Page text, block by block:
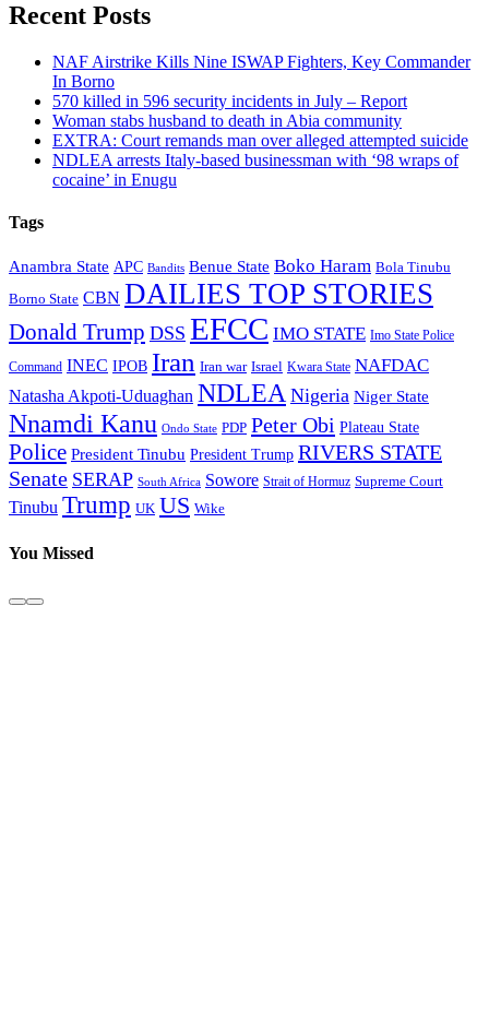
Recent Posts
NAF Airstrike Kills Nine ISWAP Fighters, Key Commander
In Borno
570 killed in 596 security incidents in July – Report
Woman stabs husband to death in Abia community
EXTRA: Court remands man over alleged attempted suicide
NDLEA arrests Italy-based businessman with ‘98 wraps of
cocaine’ in Enugu
Tags
Anambra State APC Bandits Benue State Boko Haram Bola Tinubu
Borno State CBN DAILIES TOP STORIES
Donald Trump DSS EFCC IMO STATE Imo State Police
Command INEC IPOB Iran Iran war Israel Kwara State NAFDAC
Natasha Akpoti-Uduaghan NDLEA Nigeria Niger State
Nnamdi Kanu Ondo State PDP Peter Obi Plateau State
Police President Tinubu President Trump RIVERS STATE
Senate SERAP South Africa Sowore Strait of Hormuz Supreme Court
Tinubu Trump UK US Wike
You Missed